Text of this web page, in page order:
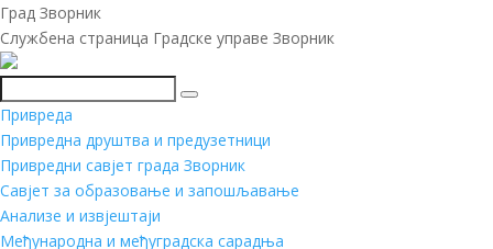
Град Зворник
Службена страница Градске управе Зворник
Претражи
Привреда
Привредна друштва и предузетници
Привредни савјет града Зворник
Савјет за образовање и запошљавање
Анализе и извјештаји
Међународна и међуградска сарадња